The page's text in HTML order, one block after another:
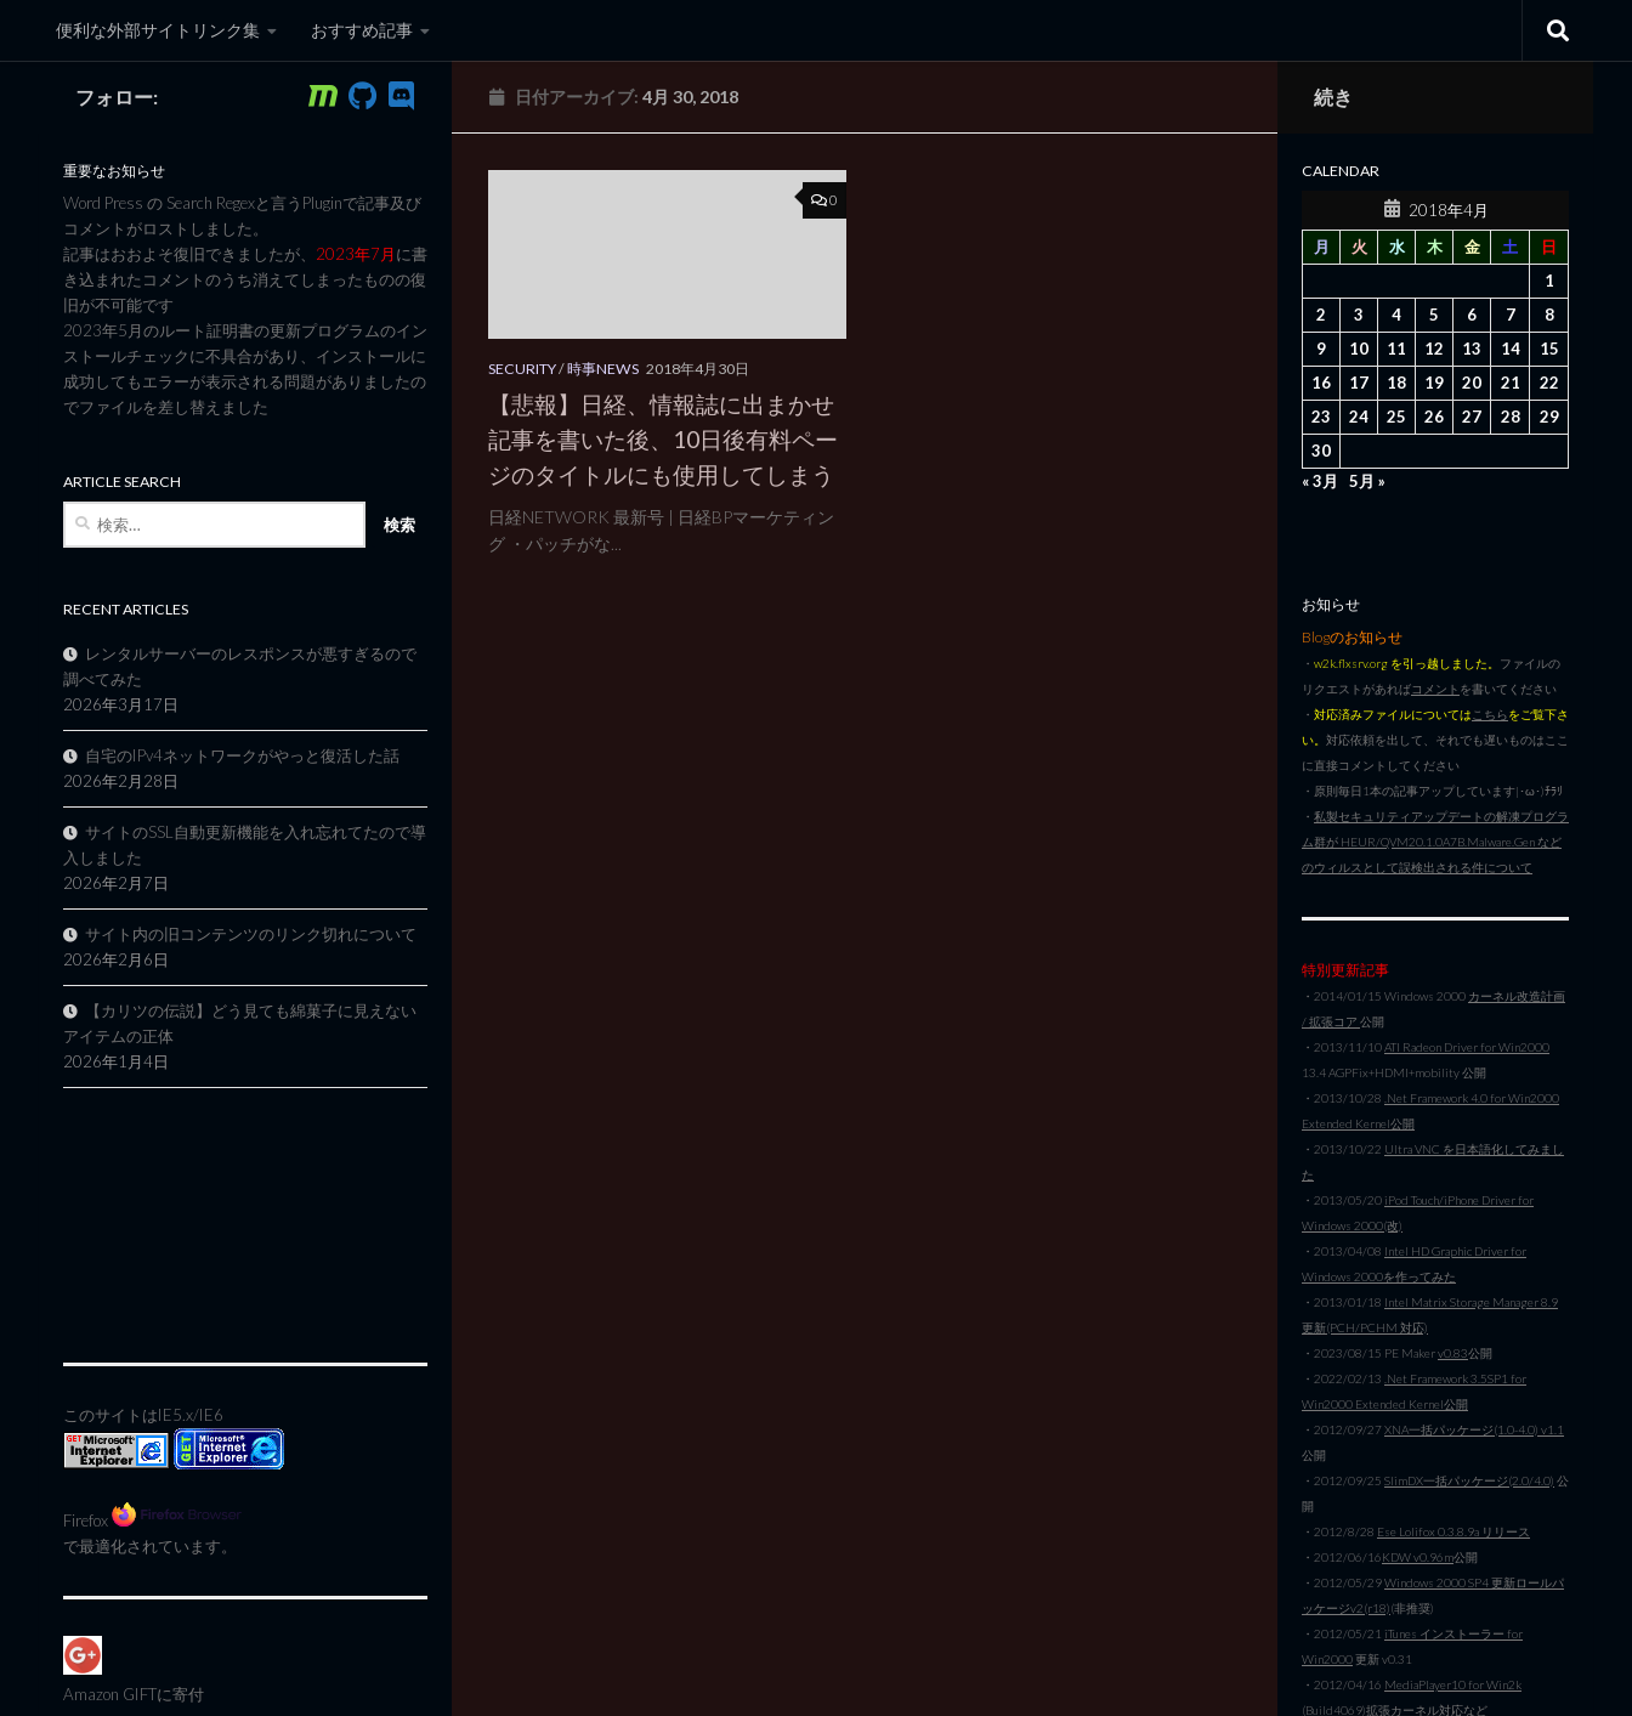
コンテンツへスキップ
便利な外部サイトリンク集 おすすめ記事
黒翼猫のコンピュータ日記 3rd Edition
日付アーカイブ:4月 30, 2018
0
SECURITY/時事NEWS 2018年4月30日
【悲報】日経、情報誌に出まかせ
記事を書いた後、10日後有料ペー
ジのタイトルにも使用してしまう
日経NETWORK 最新号 | 日経BPマーケティン
グ ・パッチがな...
フォロー:
重要なお知らせ
Word Press の Search Regexと言うPluginで記事及び
コメントがロストしました。
記事はおおよそ復旧できましたが、 2023年7月に書
き込まれたコメントのうち消えてしまったものの復
旧が不可能です
2023年5月のルート証明書の更新プログラムのイン
ストールチェックに不具合があり、インストールに
成功してもエラーが表示される問題がありましたの
でファイルを差し替えました
ARTICLE SEARCH
RECENT ARTICLES
レンタルサーバーのレスポンスが悪すぎるので
調べてみた
2026年3月17日
自宅のIPv4ネットワークがやっと復活した話
2026年2月28日
サイトのSSL自動更新機能を入れ忘れてたので導
入しました
2026年2月7日
サイト内の旧コンテンツのリンク切れについて
2026年2月6日
【カリツの伝説】どう見ても綿菓子に見えない
アイテムの正体
2026年1月4日
このサイトはIE5.x/IE6
Firefox
で最適化されています。
Amazon GIFTに寄付
続き
CALENDAR
2018年4月
月
火 水 木 金 土
日
1
2
3 4 5 6 7
8
9
10 11 12 13 14
15
16
17 18 19 20 21
22
23
24 25 26 27 28
29
30
« 3月
5月 »
お知らせ
Blogのお知らせ
・ w2k.flxsrv.org を引っ越しました。 ファイルの
リクエストがあればコメント を書いてください
・ 対応済みファイルについては こちらをご覧下さ
い。 対応依頼を出して、それでも遅いものはここ
に直接コメントしてください
・原則毎日1本の記事アップしています|･ω･)ﾁﾗﾘ
・ 私製セキュリティアップデートの解凍プログラ
ム群が HEUR/QVM20.1.0A7B.Malware.Gen など
のウィルスとして誤検出される件について
特別更新記事
・2014/01/15 Windows 2000 カーネル改造計画
/ 拡張コア 公開
・2013/11/10ATI Radeon Driver for Win2000
13.4 AGPFix+HDMI+mobility 公開
・2013/10/28 .Net Framework 4.0 for Win2000
Extended Kernel公開
・2013/10/22 Ultra VNC を日本語化してみまし
た
・2013/05/20 iPod Touch/iPhone Driver for
Windows 2000(改)
・2013/04/08 Intel HD Graphic Driver for
Windows 2000を作ってみた
・2013/01/18 Intel Matrix Storage Manager 8.9
更新(PCH/PCHM 対応)
・2023/08/15 PE Makerv0.83公開
・2022/02/13 .Net Framework 3.5SP1 for
Win2000 Extended Kernel公開
・2012/09/27XNA一括パッケージ(1.0-4.0) v1.1
公開
・2012/09/25 SlimDX一括パッケージ(2.0/4.0) 公
開
・2012/8/28 Ese Lolifox 0.3.8.9a リリース
・2012/06/16KDW v0.96m公開
・2012/05/29Windows 2000 SP4 更新ロールパ
ッケージv2(r18)(非推奨)
・2012/05/21 iTunes インストーラー for
Win2000更新 v0.31
・2012/04/16 MediaPlayer10 for Win2k
(Build4069)拡張カーネル対応など